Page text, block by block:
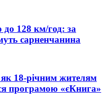
до 128 км/год: за
сарненчанина
18-річним жителям
програмою «єКнига»